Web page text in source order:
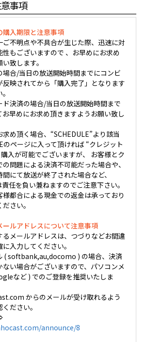
事項
購入期限と注意事項
不明点や不具合が生じた際、迅速に対
もございますので 、お早めにお求め
致します。
合/当日の放送開始時間までにコンビ
反映されてから「購入完了」となります
決済の場合/当日の放送開始時間まで
お早めにお求め頂きますようお願い致し
め頂く場合、“SCHEDULE”より該当
のページに入って頂ければ “クレジット
入が可能でございますが、 お客様とク
問題による決済不可能だった場合や、
にて放送が終了された場合など、
任を負い兼ねますのでご注意下さい。
都合による現金での返金は承っており
さい。
ルアドレスについて注意事項
るメールアドレスは、つづりなどお間違
入力してください。
( softbank,au,docomo ) の場合、決済
い場合がございますので、パソコンメ
など ) でのご登録を推奨いたしま
からのメールが受け取れるよう
ださい。
announce/8